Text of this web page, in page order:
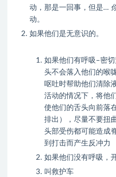
动，那是一回事，但是…
动。
如果他们是无意识的。
如果他们有呼吸–密
头不会落入他们的喉
呕吐时帮助他们清除
活动的情况下，将他
使他们的舌头向前落
排出），尽量不要扭
头部受伤都可能造成
到打击而产生反冲力
如果他们没有呼吸，
叫救护车